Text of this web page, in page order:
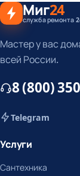
Миг24
служба ремонта
Мастер у вас
всей России.
8 (800)
Telegram
Услуги
Сантехника